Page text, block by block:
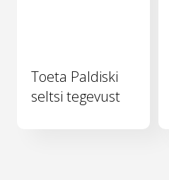
Toeta Paldiski
seltsi tegevust